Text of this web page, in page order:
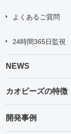
教育業
小売・EC
よくあるご質問
24時間365日監視
NEWS